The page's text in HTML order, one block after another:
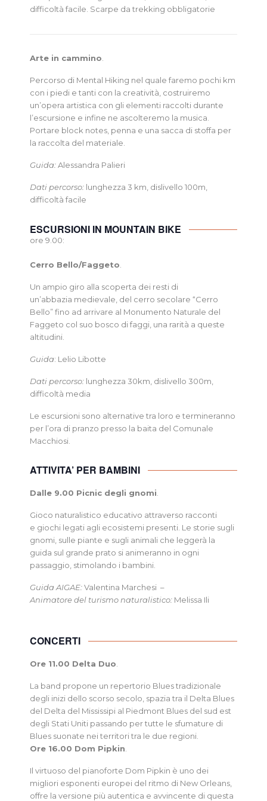
difficoltà facile. Scarpe da trekking obbligatorie
Arte in cammino
Percorso di Mental Hiking nel quale faremo pochi km
con i piedi e tanti con la creatività, costruiremo
un’opera artistica con gli elementi raccolti durante
l’escursione e infine ne ascolteremo la musica.
Portare block notes, penna e una sacca di stoffa per
la raccolta del materiale.
Guida:Alessandra Palieri
Dati percorso: lunghezza 3 km, dislivello 100m,
difficoltà facile
ESCURSIONI IN MOUNTAIN BIKE
ore 9.00:
Cerro Bello/Faggeto
Un ampio giro alla scoperta dei resti di
un’abbazia medievale, del cerro secolare “Cerro
Bello” fino ad arrivare al Monumento Naturale del
Faggeto col suo bosco di faggi, una rarità a queste
altitudini.
Guida: Lelio Libotte
Dati percorso: lunghezza 30km, dislivello 300m,
difficoltà media
Le escursioni sono alternative tra loro e termineranno
per l’ora di pranzo presso la baita del Comunale
Macchiosi.
ATTIVITA’ PER BAMBINI
Dalle 9.00 Picnic degli gnomi
Gioco naturalistico educativo attraverso racconti
e giochi legati agli ecosistemi presenti. Le storie sugli
gnomi, sulle piante e sugli animali che leggerà la
guida sul grande prato si animeranno in ogni
passaggio, stimolando i bambini.
Guida AIGAE:Valentina Marchesi –
Animatore del turismo naturalistico: Melissa Ili
CONCERTI
Ore 11.00 Delta Duo
La band propone un repertorio Blues tradizionale
degli inizi dello scorso secolo, spazia tra il Delta Blues
del Delta del Mississipi al Piedmont Blues del sud est
degli Stati Uniti passando per tutte le sfumature di
Blues suonate nei territori tra le due regioni.
Ore 16.00 Dom Pipkin
Il virtuoso del pianoforte Dom Pipkin è uno dei
migliori esponenti europei del ritmo di New Orleans,
offre la versione più autentica e avvincente di questa